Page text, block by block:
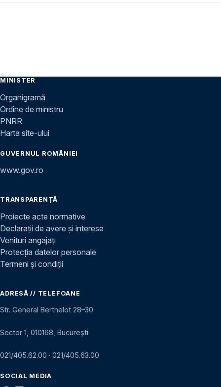
MINISTER
Organigramă
Ordine de ministru
PNRR
Harta site-ului
GUVERNUL ROMÂNIEI
www.gov.ro
TRANSPARENȚĂ
Proiecte acte normative
Declarații de avere și interese
Venituri angajați
Protecția datelor personale
Termeni și condiții
ADRESĂ // TELEFOANE
Str. General Berthelot 28–30
Sector 1, 010168, București
021/405.62.00 · 021/405.63.00
SOCIAL MEDIA